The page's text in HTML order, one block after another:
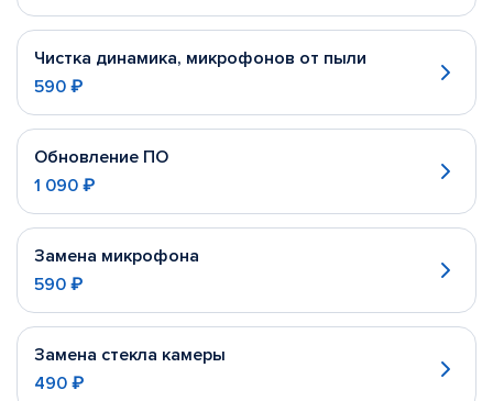
Чистка динамика, микрофонов от пыли
590 ₽
Обновление ПО
1 090 ₽
Замена микрофона
590 ₽
Замена стекла камеры
490 ₽